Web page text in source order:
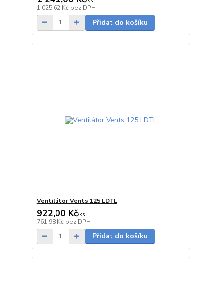
1 025,62 Kč bez DPH
Přidat do košíku
Ventilátor Vents 125 LDTL
922,00 Kč/ks
761,98 Kč bez DPH
Přidat do košíku